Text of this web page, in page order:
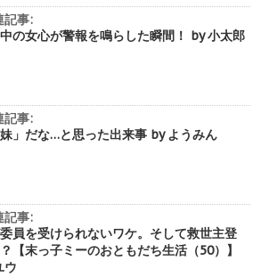
記事:
の女心が警報を鳴らした瞬間！ by 小太郎
記事:
妹」だな…と思った出来事 by ようみん
記事:
員を受けられないワケ。そして救世主登
【末っ子ミーのおともだち生活（50）】
ウ